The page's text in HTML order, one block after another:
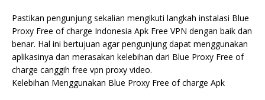
Pastikan pengunjung sekalian mengikuti langkah instalasi Blue
Proxy Free of charge Indonesia Apk Free VPN dengan baik dan
benar. Hal ini bertujuan agar pengunjung dapat menggunakan
aplikasinya dan merasakan kelebihan dari Blue Proxy Free of
charge canggih free vpn proxy video.
Kelebihan Menggunakan Blue Proxy Free of charge Apk